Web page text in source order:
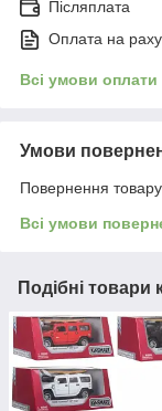
Післяплата
Оплата на
Всі умови оплати
Умови
Повернення
Всі умови
Подібні товари